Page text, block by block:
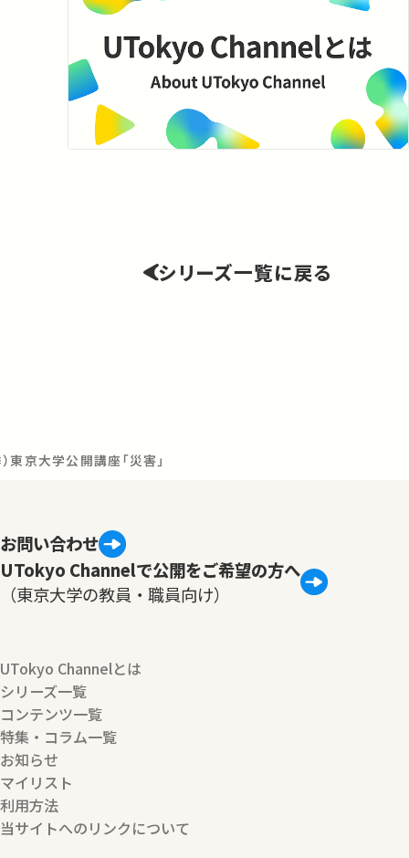
シリーズ一覧に戻る
東京大学公開講座「災害」
お問い合わせ
UTokyo Channelで公開をご希望の方へ
（東京大学の教員・職員向け）
UTokyo Channelとは
シリーズ一覧
コンテンツ一覧
特集・コラム一覧
お知らせ
マイリスト
利用方法
当サイトへのリンクについて